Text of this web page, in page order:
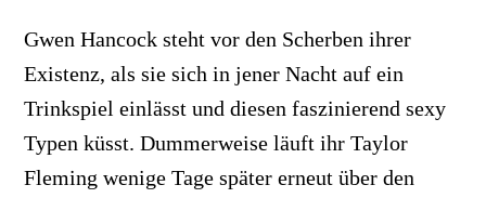
Gwen Hancock steht vor den Scherben ihrer
Existenz, als sie sich in jener Nacht auf ein
Trinkspiel einlässt und diesen faszinierend sexy
Typen küsst. Dummerweise läuft ihr Taylor
Fleming wenige Tage später erneut über den